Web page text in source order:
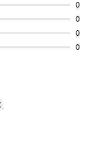
0
0
0
0